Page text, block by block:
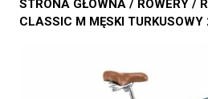
STRONA GŁÓWNA / ROWERY /
CLASSIC M MĘSKI